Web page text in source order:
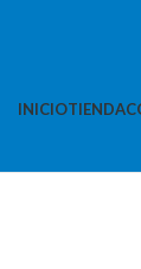
INICIOTIENDA